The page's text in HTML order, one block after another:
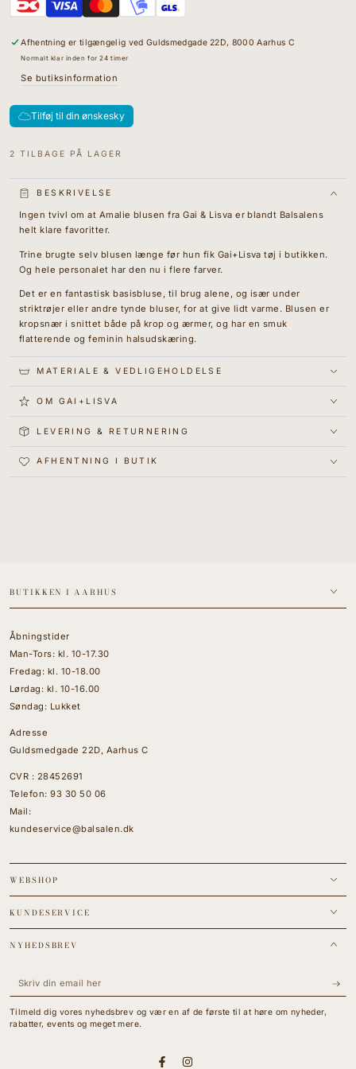
Bluse
-
Light
Grey
Melange
value
&quot;produkt&quot;
&quot;Øg
mængden
for
{{
}}&quot;
Afhentning er tilgængelig ved Guldsmedgade 22D, 8000 Aarhus C
Normalt klar inden for 24 timer
Se butiksinformation
Tilføj til din ønskesky
2 TILBAGE PÅ LAGER
BESKRIVELSE
Ingen tvivl om at Amalie blusen fra Gai & Lisva er blandt Balsalens
helt klare favoritter.
Trine brugte selv blusen længe før hun fik Gai+Lisva tøj i butikken.
Og hele personalet har den nu i flere farver.
Det er en fantastisk basisbluse, til brug alene, og især under
striktrøjer eller andre tynde bluser, for at give lidt varme. Blusen er
kropsnær i snittet både på krop og ærmer, og har en smuk
flatterende og feminin halsudskæring.
MATERIALE & VEDLIGEHOLDELSE
OM GAI+LISVA
LEVERING & RETURNERING
AFHENTNING I BUTIK
BUTIKKEN I AARHUS
Åbningstider
Man-Tors: kl. 10-17.30
Fredag: kl. 10-18.00
Lørdag: kl. 10-16.00
Søndag: Lukket
Adresse
Guldsmedgade 22D, Aarhus C
CVR : 28452691
Telefon:93 30 50 06
Mail:
kundeservice@balsalen.dk
WEBSHOP
KUNDESERVICE
NYHEDSBREV
Skriv
email
Tilmeld dig vores nyhedsbrev og vær en af de første til at høre om nyheder,
rabatter, events og meget mere.